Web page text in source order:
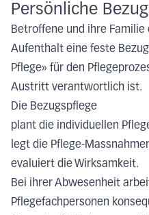
Persönliche
Betroffene und ihre
Aufenthalt eine feste
Pflege» für den
Austritt verantwortlich ist.
Die Bezugspflege
plant die individuellen
legt die Pflege-
evaluiert die Wirksamkeit.
Bei ihrer Abwesenheit
Pflegefachpersonen